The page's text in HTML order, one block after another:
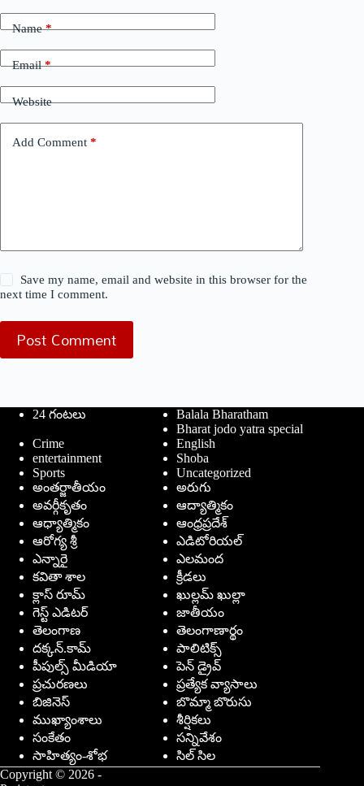
Name*
Email*
Website
Add Comment *
Save my name, email and website in this browser for the
next time I comment.
Post Comment
24 గంటలు
Balala Bharatham
Bharat jodo yatra special
Crime
English
entertainment
Shoba
Sports
Uncategorized
అంతర్జాతీయం
అరుగు
అవర్గీకృతం
ఆద్యాత్మికం
ఆధ్యాత్మికం
ఆంధ్రప్రదేశ్
ఆరోగ్య శ్రీ
ఎడిటోరియల్
ఎన్నారై
ఎలమంద
కవితా శాల
క్రీడలు
క్లాస్ రూమ్
ఖుల్లమ్ ఖుల్లా
గెస్ట్ ఎడిటర్
జాతీయం
తెలంగాణ
తెలంగాణార్థం
దక్కన్.కామ్
పాలిటిక్స్
పీపుల్స్ ‌మీడియా
పెన్ డ్రైవ్
ప్రచురణలు
ప్రత్యేక వ్యాసాలు
బిజినెస్
బొమ్మా బొరుసు
ముఖ్యాంశాలు
శీర్షికలు
సంకేతం
సన్నివేశం
సాహిత్యం-శోభ
సిల్ సిల
Copyright © 2026 -